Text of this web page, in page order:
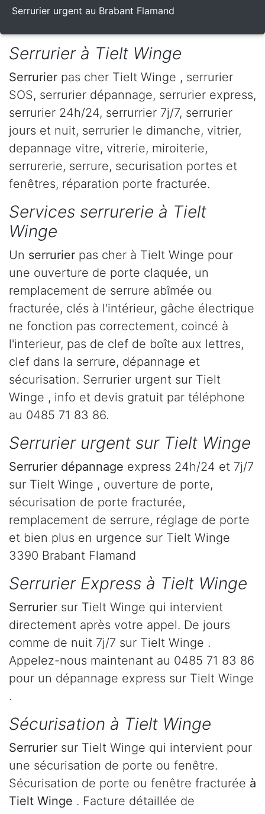
Serrurier urgent au Brabant Flamand
Serrurier à Tielt Winge
Serrurier pas cher Tielt Winge , serrurier
SOS, serrurier dépannage, serrurier express,
serrurier 24h/24, serrurrier 7j/7, serrurier
jours et nuit, serrurier le dimanche, vitrier,
depannage vitre, vitrerie, miroiterie,
serrurerie, serrure, securisation portes et
fenêtres, réparation porte fracturée.
Services serrurerie à Tielt
Winge
Un serrurier pas cher à Tielt Winge pour
une ouverture de porte claquée, un
remplacement de serrure abîmée ou
fracturée, clés à l'intérieur, gâche électrique
ne fonction pas correctement, coincé à
l'interieur, pas de clef de boîte aux lettres,
clef dans la serrure, dépannage et
sécurisation. Serrurier urgent sur Tielt
Winge , info et devis gratuit par téléphone
au 0485 71 83 86.
Serrurier urgent sur Tielt Winge
Serrurier dépannage express 24h/24 et 7j/7
sur Tielt Winge , ouverture de porte,
sécurisation de porte fracturée,
remplacement de serrure, réglage de porte
et bien plus en urgence sur Tielt Winge
3390 Brabant Flamand
Serrurier Express à Tielt Winge
Serrurier sur Tielt Winge qui intervient
directement après votre appel. De jours
comme de nuit 7j/7 sur Tielt Winge .
Appelez-nous maintenant au 0485 71 83 86
pour un dépannage express sur Tielt Winge
.
Sécurisation à Tielt Winge
Serrurier sur Tielt Winge qui intervient pour
une sécurisation de porte ou fenêtre.
Sécurisation de porte ou fenêtre fracturée à
Tielt Winge . Facture détaillée de